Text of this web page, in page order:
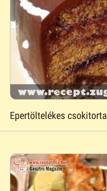
Epertöltelékes csokitorta